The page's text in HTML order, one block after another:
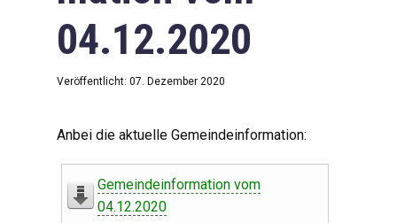
04.12.2020
Veröffentlicht: 07. Dezember 2020
Anbei die aktuelle Gemeindeinformation:
Gemeindeinformation vom
04.12.2020